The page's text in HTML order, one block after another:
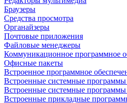
Браузеры
Средства просмотра
Органайзеры
Почтовые приложения
Файловые менеджеры
Коммуникационное программное
Офисные пакеты
Встроенное программное
Встроенные системные
Встроенные системные
Встроенные прикладные